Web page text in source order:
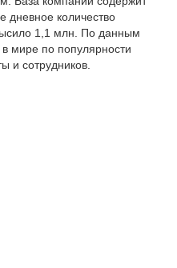
количество
1,1 млн. По данным
мире по популярности
и сотрудников.